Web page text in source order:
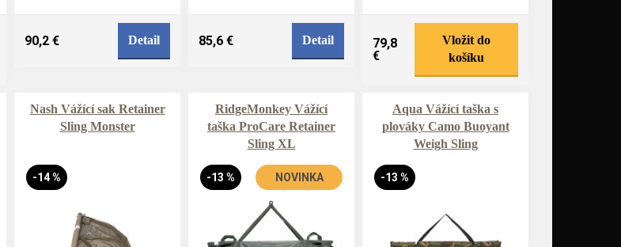
90,2 € Detail 85,6 € Detail
79,8
€
Vložit do
košíku
Nash Vážící sak Retainer
Sling Monster
-14 %
RidgeMonkey Vážící
taška ProCare Retainer
Sling XL
-13 % NOVINKA
Aqua Vážící taška s
plováky Camo Buoyant
Weigh Sling
-13 %